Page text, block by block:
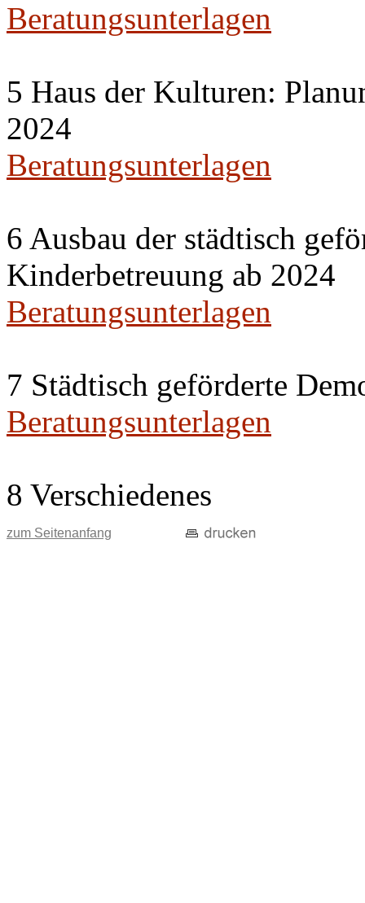
Beratungsunterlagen
5 Haus der Kulturen:
2024
Beratungsunterlagen
6 Ausbau der städtisch
Kinderbetreuung ab 2024
Beratungsunterlagen
7 Städtisch geförderte
Beratungsunterlagen
8 Verschiedenes
zum Seitenanfang